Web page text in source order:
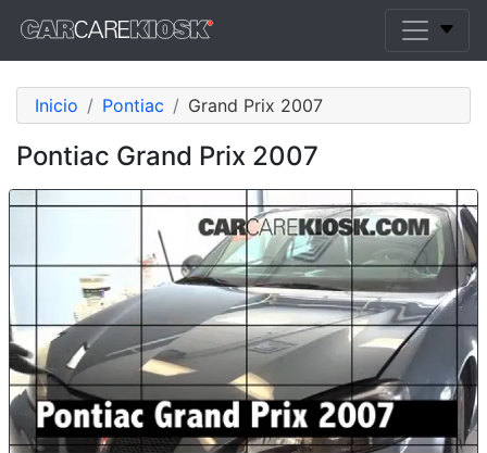
Inicio Pontiac Grand Prix 2007
Pontiac Grand Prix 2007